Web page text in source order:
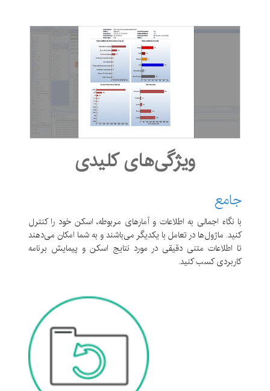
ویژگی‌های کلیدی
جامع
با نگاه اجمالی به اطلاعات و آمارهای مربوطه، اسکن خود را کنترل
کنید. ماژول‌ها در تعامل با یکدیگر می‌باشند و به شما امکان می‌دهند
تا اطلاعات متنی دقیقی در مورد نتایج اسکن و پیمایش برنامه
کاربردی کسب کنید.